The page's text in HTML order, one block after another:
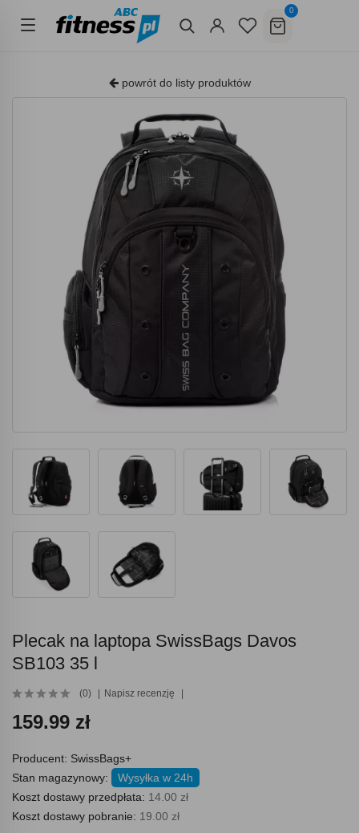
0
powrót do listy produktów
Plecak na laptopa SwissBags Davos
SB103 35 l
(0) Napisz recenzję
159.99 zł
Producent: SwissBags+
Stan magazynowy:
Wysyłka w 24h
Koszt dostawy przedpłata: 14.00 zł
Koszt dostawy pobranie: 19.00 zł